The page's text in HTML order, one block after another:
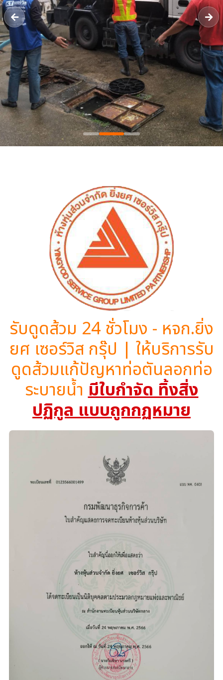
รถดูดส้วม​นนทบุรี รับดูดสิ่งปฏิกูล​ แก้ไขท่อตันทุกชนิด​ ลอกท่อระบายน้ำ​
บริการส่งน้ำ รับงานในเขตจังหวัดนนทบุรี รถบรรทุกเฉพาะกิจ​ (กำจัดสิ่ง
ปฏิกูล)​ ได้รับใบอนุญาตให้รับทำการเก็บขน​ [..]
โทร 09-23795636 แชท LINE ติดต่อเรา
รับดูดส้วม 24 ชั่วโมง - หจก.ยิ่ง
ยศ เซอร์วิส กรุ๊ป | ให้บริการรับ
ดูดส้วมแก้ปัญหาท่อตันลอกท่อ
ระบายน้ำมีใบกำจัด ทิ้งสิ่ง
ปฏิกูล แบบถูกกฏหมาย